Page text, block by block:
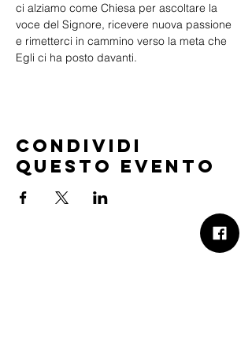
ci alziamo come Chiesa per ascoltare la
voce del Signore, ricevere nuova passione
e rimetterci in cammino verso la meta che
Egli ci ha posto davanti.
Condividi
questo evento